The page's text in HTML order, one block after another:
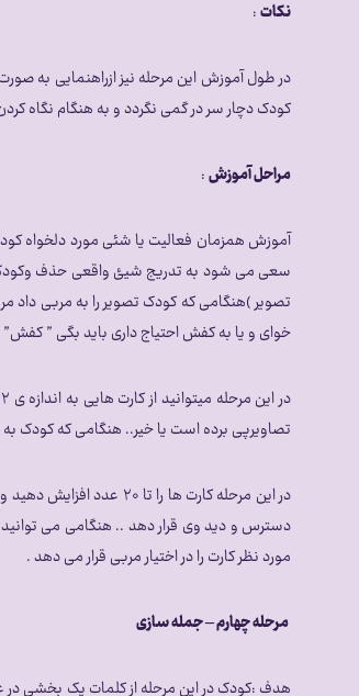
نکات:
در طول آموزش این مرحله نیز ازراهنمایی به
کودک دچار سر در گمی نگردد و به هنگام نگاه
مراحل آموزش:
آموزش همزمان فعالیت یا شئی مورد دلخواه
سعی می شود به تدریج شیئ واقعی حذف وکودک
تصویر )هنگامی که کودک تصویر را به مربی
خوای و یا به کفش احتیاج داری باید بگی ”
تصاویرپی برده است یا خیر.. هنگامی که کودک به
در این مرحله کارت ها
دسترس و دید وی قرار دهد .. هنگامی می توانید
مورد نظر کارت را در اختیار مربی قرار می دهد .
مرحله چهارم – جمله سازی
هدف :کودک در این مرحله از کلمات یک بخشی در